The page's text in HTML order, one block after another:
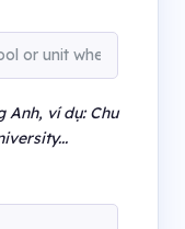
Anh, ví dụ: Chu